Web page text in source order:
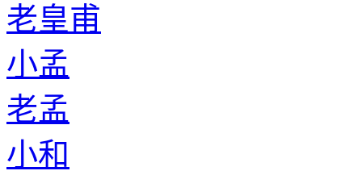
老皇甫
小孟
老孟
小和